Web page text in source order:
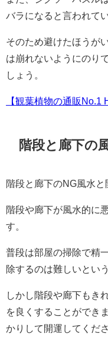
バラになると言われて
そのため避けたほうが
は崩れないようにのり
しょう。
【観葉植物の通販No.1
階段と廊下の
階段と廊下のNG風水と
階段や廊下が風水的に
す。
普段は部屋の掃除で精
除するのは難しいとい
しかし階段や廊下もき
を良くすることができ
かりして開運してくだ